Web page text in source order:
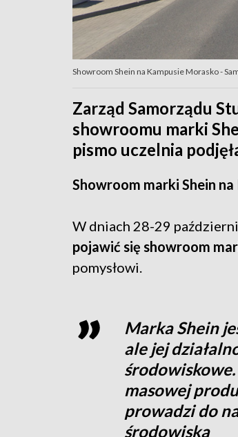
Showroom Shein na Kampusie Morasko -
Zarząd Samorządu
showroomu marki
pismo uczelnia
Showroom marki Shein
W dniach 28-29
pojawić się showroom
pomysłowi.
Marka Shein
ale jej
masowej
prowadzi do
środowiska